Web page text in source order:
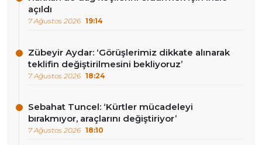
açıldı
7 Ağustos 2026 19:14
Zübeyir Aydar: ‘Görüşlerimiz dikkate alınarak
teklifin değiştirilmesini bekliyoruz’
7 Ağustos 2026 18:24
Sebahat Tuncel: ‘Kürtler mücadeleyi
bırakmıyor, araçlarını değiştiriyor’
7 Ağustos 2026 18:10